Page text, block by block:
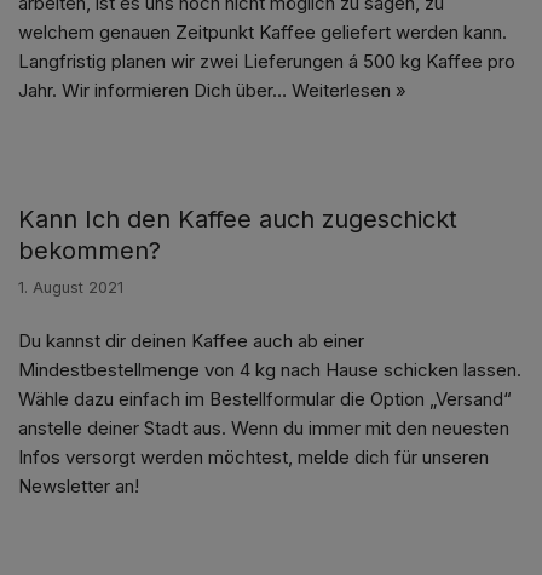
welchem genauen Zeitpunkt Kaffee geliefert werden kann.
Langfristig planen wir zwei Lieferungen á 500 kg Kaffee pro
Jahr. Wir informieren Dich über… Weiterlesen »
Kann Ich den Kaffee auch zugeschickt
bekommen?
1. August 2021
Du kannst dir deinen Kaffee auch ab einer
Mindestbestellmenge von 4 kg nach Hause schicken lassen.
Wähle dazu einfach im Bestellformular die Option „Versand“
anstelle deiner Stadt aus. Wenn du immer mit den neuesten
Infos versorgt werden möchtest, melde dich für unseren
Newsletter an!